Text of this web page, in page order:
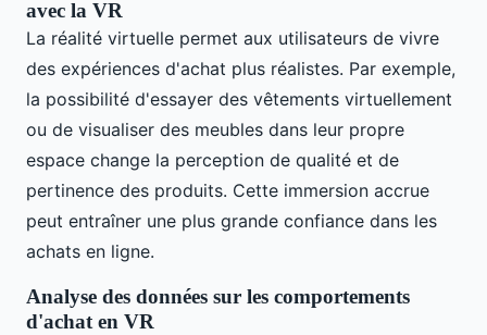
avec la VR
La réalité virtuelle permet aux utilisateurs de vivre
des expériences d'achat plus réalistes. Par exemple,
la possibilité d'essayer des vêtements virtuellement
ou de visualiser des meubles dans leur propre
espace change la perception de qualité et de
pertinence des produits. Cette immersion accrue
peut entraîner une plus grande confiance dans les
achats en ligne.
Analyse des données sur les comportements
d'achat en VR